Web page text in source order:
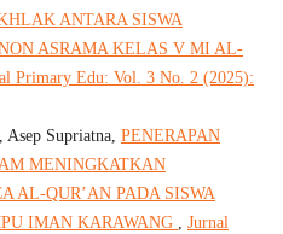
ANTARA SISWA
ASRAMA KELAS V MI AL-
Primary Edu: Vol. 3 No. 2 (2025):
Supriatna, PENERAPAN
MENINGKATKAN
AL-QUR’AN PADA SISWA
IMAN KARAWANG , Jurnal